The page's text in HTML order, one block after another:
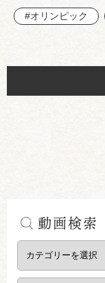
#オリンピック
動画検索